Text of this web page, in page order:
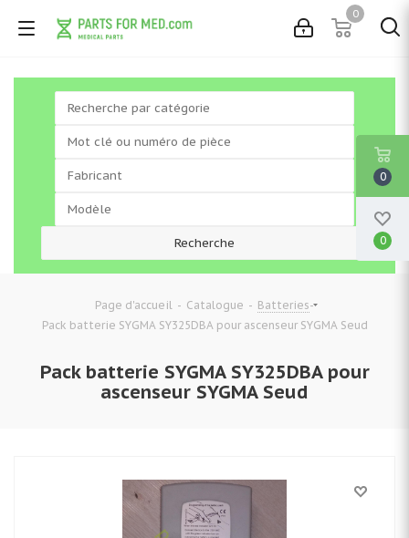
0
Page d'accueil - Catalogue - Batteries-
Pack batterie SYGMA SY325DBA pour ascenseur SYGMA Seud
Pack batterie SYGMA SY325DBA pour
ascenseur SYGMA Seud
0
0